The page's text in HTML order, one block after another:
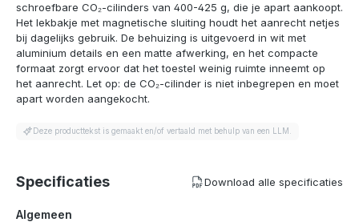
schroefbare CO₂-cilinders van 400-425 g, die je apart aankoopt.
Het lekbakje met magnetische sluiting houdt het aanrecht netjes
bij dagelijks gebruik. De behuizing is uitgevoerd in wit met
aluminium details en een matte afwerking, en het compacte
formaat zorgt ervoor dat het toestel weinig ruimte inneemt op
het aanrecht. Let op: de CO₂-cilinder is niet inbegrepen en moet
apart worden aangekocht.
Deze producttekst is gemaakt en/of vertaald met behulp van een LLM.
Specificaties Download alle specificaties
Algemeen